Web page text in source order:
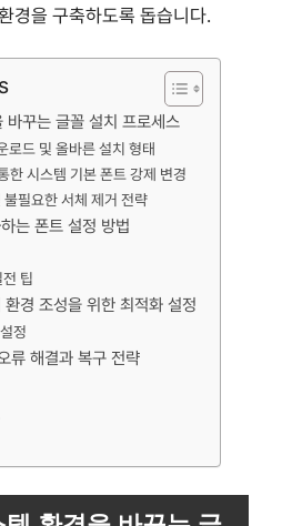
경을 구축하도록 돕습니다.
바꾸는 글꼴 설치 프로세스
로드 및 올바른 설치 형태
한 시스템 기본 폰트 강제 변경
필요한 서체 제거 전략
는 폰트 설정 방법
팁
경 조성을 위한 최적화 설정
정
류 해결과 복구 전략